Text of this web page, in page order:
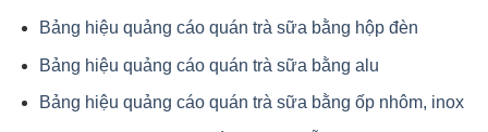
Bảng hiệu quảng cáo quán trà sữa bằng hộp đèn
Bảng hiệu quảng cáo quán trà sữa bằng alu
Bảng hiệu quảng cáo quán trà sữa bằng ốp nhôm, inox